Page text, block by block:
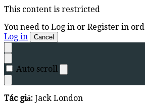
This content is restricted
You need to Log in or Register in
Log in
Cancel
Auto scroll
Tác giả: Jack London